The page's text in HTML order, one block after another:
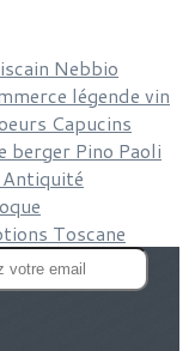
Nebbio
légende vin
Capucins
berger Pino Paoli
Antiquité
Toscane